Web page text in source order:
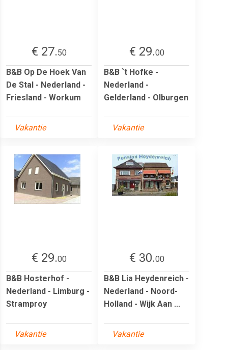
€ 27.50
B&B Op De Hoek Van
De Stal - Nederland -
Friesland - Workum
Vakantie
€ 29.00
B&B `t Hofke -
Nederland -
Gelderland - Olburgen
Vakantie
€ 29.00
B&B Hosterhof -
Nederland - Limburg -
Stramproy
Vakantie
€ 30.00
B&B Lia Heydenreich -
Nederland - Noord-
Holland - Wijk Aan ...
Vakantie